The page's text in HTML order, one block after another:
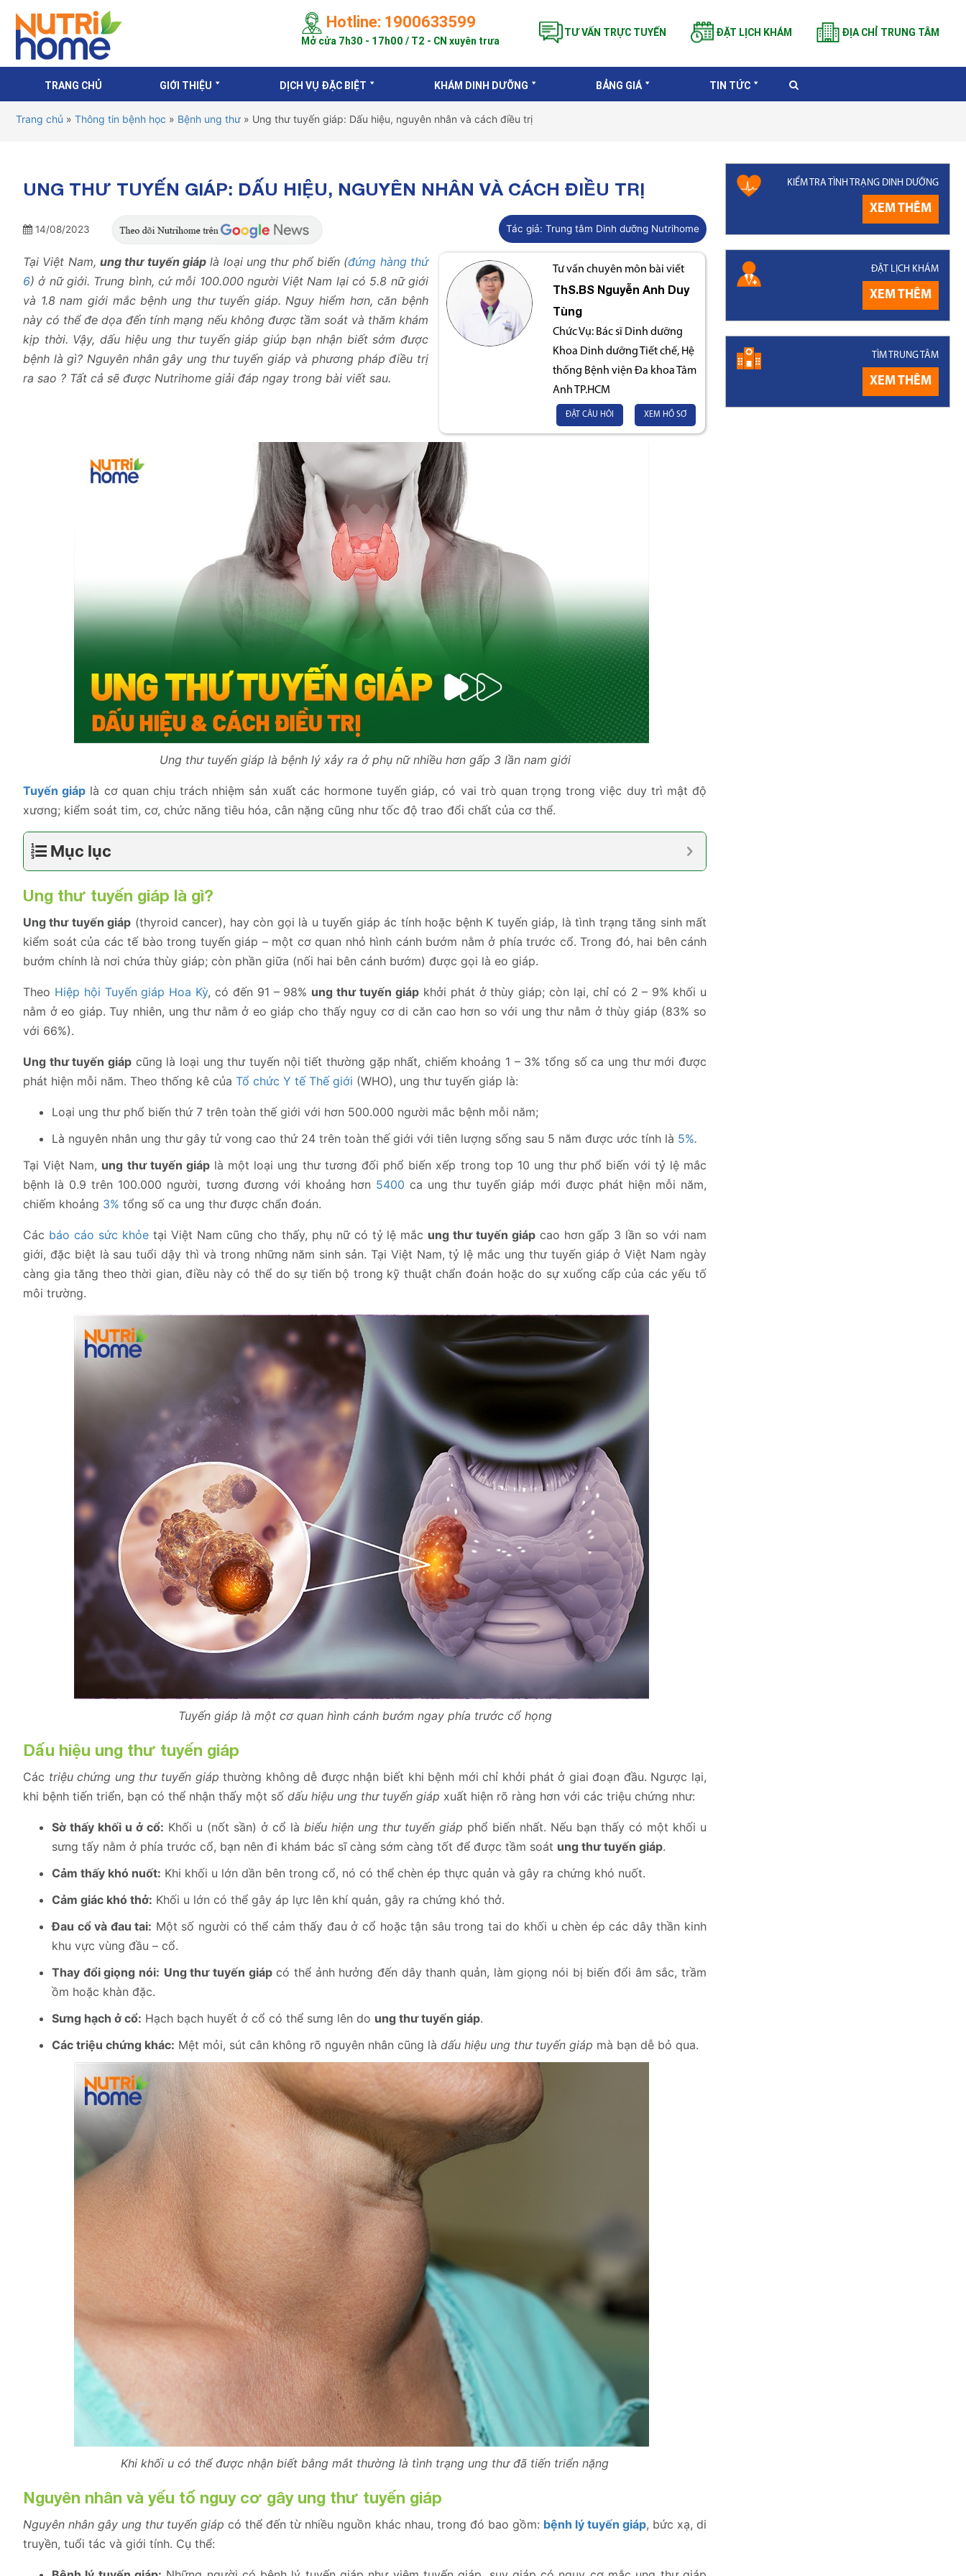
Hotline: 1900633599
Mở cửa 7h30 - 17h00 / T2 - CN xuyên trưa
TƯ VẤN TRỰC TUYẾN ĐẶT LỊCH KHÁM ĐỊA CHỈ TRUNG TÂM
TRANG CHỦ GIỚI THIỆU DỊCH VỤ ĐẶC BIỆT KHÁM DINH DƯỠNG BẢNG GIÁ TIN TỨC
Trang chủ » Thông tin bệnh học » Bệnh ung thư » Ung thư tuyến giáp: Dấu hiệu, nguyên nhân và cách điều trị
UNG THƯ TUYẾN GIÁP: DẤU HIỆU, NGUYÊN NHÂN VÀ CÁCH ĐIỀU TRỊ
14/08/2023 Tác giả: Trung tâm Dinh dưỡng Nutrihome
Tư vấn chuyên môn bài viết
ThS.BSNguyễn Anh Duy
Tùng
Chức Vụ: Bác sĩ Dinh dưỡng
Khoa Dinh dưỡng Tiết chế, Hệ
thống Bệnh viện Đa khoa Tâm
Anh TP.HCM
ĐẶT CÂU HỎI XEM HỒ SƠ
Tại Việt Nam, ung thư tuyến giáp là loại ung thư phổ biến (đứng hàng thứ
6) ở nữ giới. Trung bình, cứ mỗi 100.000 người Việt Nam lại có 5.8 nữ giới
và 1.8 nam giới mắc bệnh ung thư tuyến giáp. Nguy hiểm hơn, căn bệnh
này có thể đe dọa đến tính mạng nếu không được tầm soát và thăm khám
kịp thời. Vậy, dấu hiệu ung thư tuyến giáp giúp bạn nhận biết sớm được
bệnh là gì? Nguyên nhân gây ung thư tuyến giáp và phương pháp điều trị
ra sao ? Tất cả sẽ được Nutrihome giải đáp ngay trong bài viết sau.
Ung thư tuyến giáp là bệnh lý xảy ra ở phụ nữ nhiều hơn gấp 3 lần nam giới
Tuyến giáp là cơ quan chịu trách nhiệm sản xuất các hormone tuyến giáp, có vai trò quan trọng trong việc duy trì mật độ
xương; kiểm soát tim, cơ, chức năng tiêu hóa, cân nặng cũng như tốc độ trao đổi chất của cơ thể.
Mục lục
Ung thư tuyến giáp là gì?
Ung thư tuyến giáp (thyroid cancer), hay còn gọi là u tuyến giáp ác tính hoặc bệnh K tuyến giáp, là tình trạng tăng sinh mất
kiểm soát của các tế bào trong tuyến giáp – một cơ quan nhỏ hình cánh bướm nằm ở phía trước cổ. Trong đó, hai bên cánh
bướm chính là nơi chứa thùy giáp; còn phần giữa (nối hai bên cánh bướm) được gọi là eo giáp.
Theo Hiệp hội Tuyến giáp Hoa Kỳ, có đến 91 – 98% ung thư tuyến giápkhởi phát ở thùy giáp; còn lại, chỉ có 2 – 9% khối u
nằm ở eo giáp. Tuy nhiên, ung thư nằm ở eo giáp cho thấy nguy cơ di căn cao hơn so với ung thư nằm ở thùy giáp (83% so
với 66%).
Ung thư tuyến giápcũng là loại ung thư tuyến nội tiết thường gặp nhất, chiếm khoảng 1 – 3% tổng số ca ung thư mới được
phát hiện mỗi năm. Theo thống kê của Tổ chức Y tế Thế giới (WHO), ung thư tuyến giáp là:
Loại ung thư phổ biến thứ 7 trên toàn thế giới với hơn 500.000 người mắc bệnh mỗi năm;
Là nguyên nhân ung thư gây tử vong cao thứ 24 trên toàn thế giới với tiên lượng sống sau 5 năm được ước tính là 5%.
Tại Việt Nam, ung thư tuyến giáplà một loại ung thư tương đối phổ biến xếp trong top 10 ung thư phổ biến với tỷ lệ mắc
bệnh là 0.9 trên 100.000 người, tương đương với khoảng hơn 5400 ca ung thư tuyến giáp mới được phát hiện mỗi năm,
chiếm khoảng 3% tổng số ca ung thư được chẩn đoán.
Các báo cáo sức khỏetại Việt Nam cũng cho thấy, phụ nữ có tỷ lệ mắc ung thư tuyến giáp cao hơn gấp 3 lần so với nam
giới, đặc biệt là sau tuổi dậy thì và trong những năm sinh sản. Tại Việt Nam, tỷ lệ mắc ung thư tuyến giáp ở Việt Nam ngày
càng gia tăng theo thời gian, điều này có thể do sự tiến bộ trong kỹ thuật chẩn đoán hoặc do sự xuống cấp của các yếu tố
môi trường.
Tuyến giáp là một cơ quan hình cánh bướm ngay phía trước cổ họng
Dấu hiệu ung thư tuyến giáp
Các triệu chứng ung thư tuyến giáp thường không dễ được nhận biết khi bệnh mới chỉ khởi phát ở giai đoạn đầu. Ngược lại,
khi bệnh tiến triển, bạn có thể nhận thấy một số dấu hiệu ung thư tuyến giáp xuất hiện rõ ràng hơn với các triệu chứng như:
Sờ thấy khối u ở cổ: Khối u (nốt sần) ở cổ là biểu hiện ung thư tuyến giáp phổ biến nhất. Nếu bạn thấy có một khối u
sưng tấy nằm ở phía trước cổ, bạn nên đi khám bác sĩ càng sớm càng tốt để được tầm soát ung thư tuyến giáp.
Cảm thấy khó nuốt: Khi khối u lớn dần bên trong cổ, nó có thể chèn ép thực quản và gây ra chứng khó nuốt.
Cảm giác khó thở: Khối u lớn có thể gây áp lực lên khí quản, gây ra chứng khó thở.
Đau cổ và đau tai: Một số người có thể cảm thấy đau ở cổ hoặc tận sâu trong tai do khối u chèn ép các dây thần kinh
khu vực vùng đầu – cổ.
Thay đổi giọng nói: Ung thư tuyến giápcó thể ảnh hưởng đến dây thanh quản, làm giọng nói bị biến đổi âm sắc, trầm
ồm hoặc khàn đặc.
Sưng hạch ở cổ: Hạch bạch huyết ở cổ có thể sưng lên do ung thư tuyến giáp.
Các triệu chứng khác: Mệt mỏi, sút cân không rõ nguyên nhân cũng là dấu hiệu ung thư tuyến giáp mà bạn dễ bỏ qua.
Khi khối u có thể được nhận biết bằng mắt thường là tình trạng ung thư đã tiến triển nặng
Nguyên nhân và yếu tố nguy cơ gây ung thư tuyến giáp
Nguyên nhân gây ung thư tuyến giáp có thể đến từ nhiều nguồn khác nhau, trong đó bao gồm: bệnh lý tuyến giáp, bức xạ, di
truyền, tuổi tác và giới tính. Cụ thể:
KIỂM TRA TÌNH TRẠNG DINH DƯỠNG
XEM THÊM
ĐẶT LỊCH KHÁM
XEM THÊM
TÌM TRUNG TÂM
XEM THÊM